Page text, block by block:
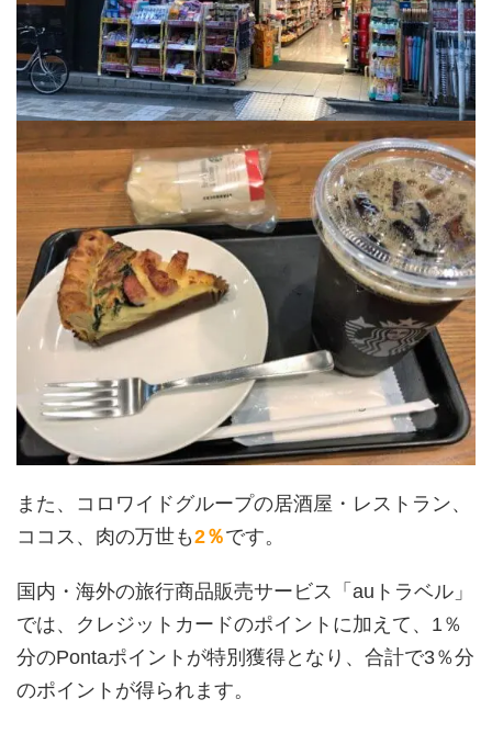
また、コロワイドグループの居酒屋・レストラン、
ココス、肉の万世も2％です。
国内・海外の旅行商品販売サービス「auトラベル」
では、クレジットカードのポイントに加えて、1％
分のPontaポイントが特別獲得となり、合計で3％分
のポイントが得られます。